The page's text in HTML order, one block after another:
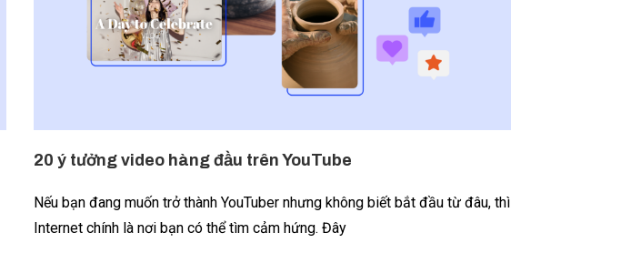
20 ý tưởng video hàng đầu trên YouTube
Nếu bạn đang muốn trở thành YouTuber nhưng không biết bắt đầu từ đâu, thì
Internet chính là nơi bạn có thể tìm cảm hứng. Đây